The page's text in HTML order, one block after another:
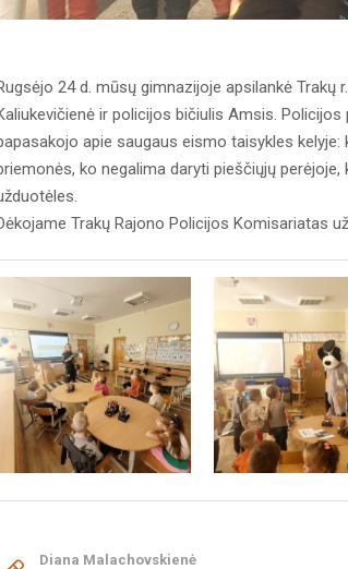
24 d. mūsų gimnazijoje apsilankė
ir policijos bičiulis Amsis.
apie saugaus eismo taisykles
ko negalima daryti pieščiųjų
Trakų Rajono Policijos Komisariatas
Diana Malachovskienė